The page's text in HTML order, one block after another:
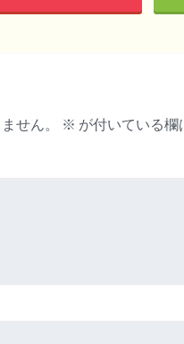
せん。 ※ が付いている欄